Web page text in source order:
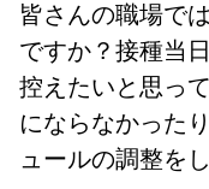
皆さんの職場で
ですか？接種当
控えたいと思っ
にならなかった
ュールの調整を